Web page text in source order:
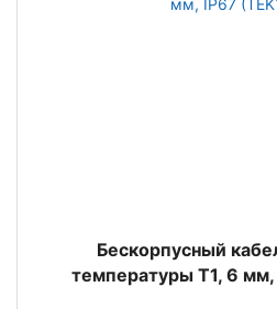
Беcкорпусный
температуры T1, 6 мм,